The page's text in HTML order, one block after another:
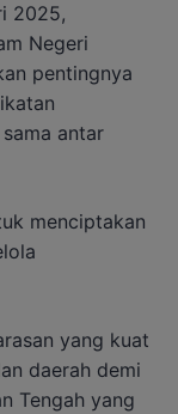
2025,
Negeri
pentingnya
antar
menciptakan
yang kuat
daerah demi
Tengah yang